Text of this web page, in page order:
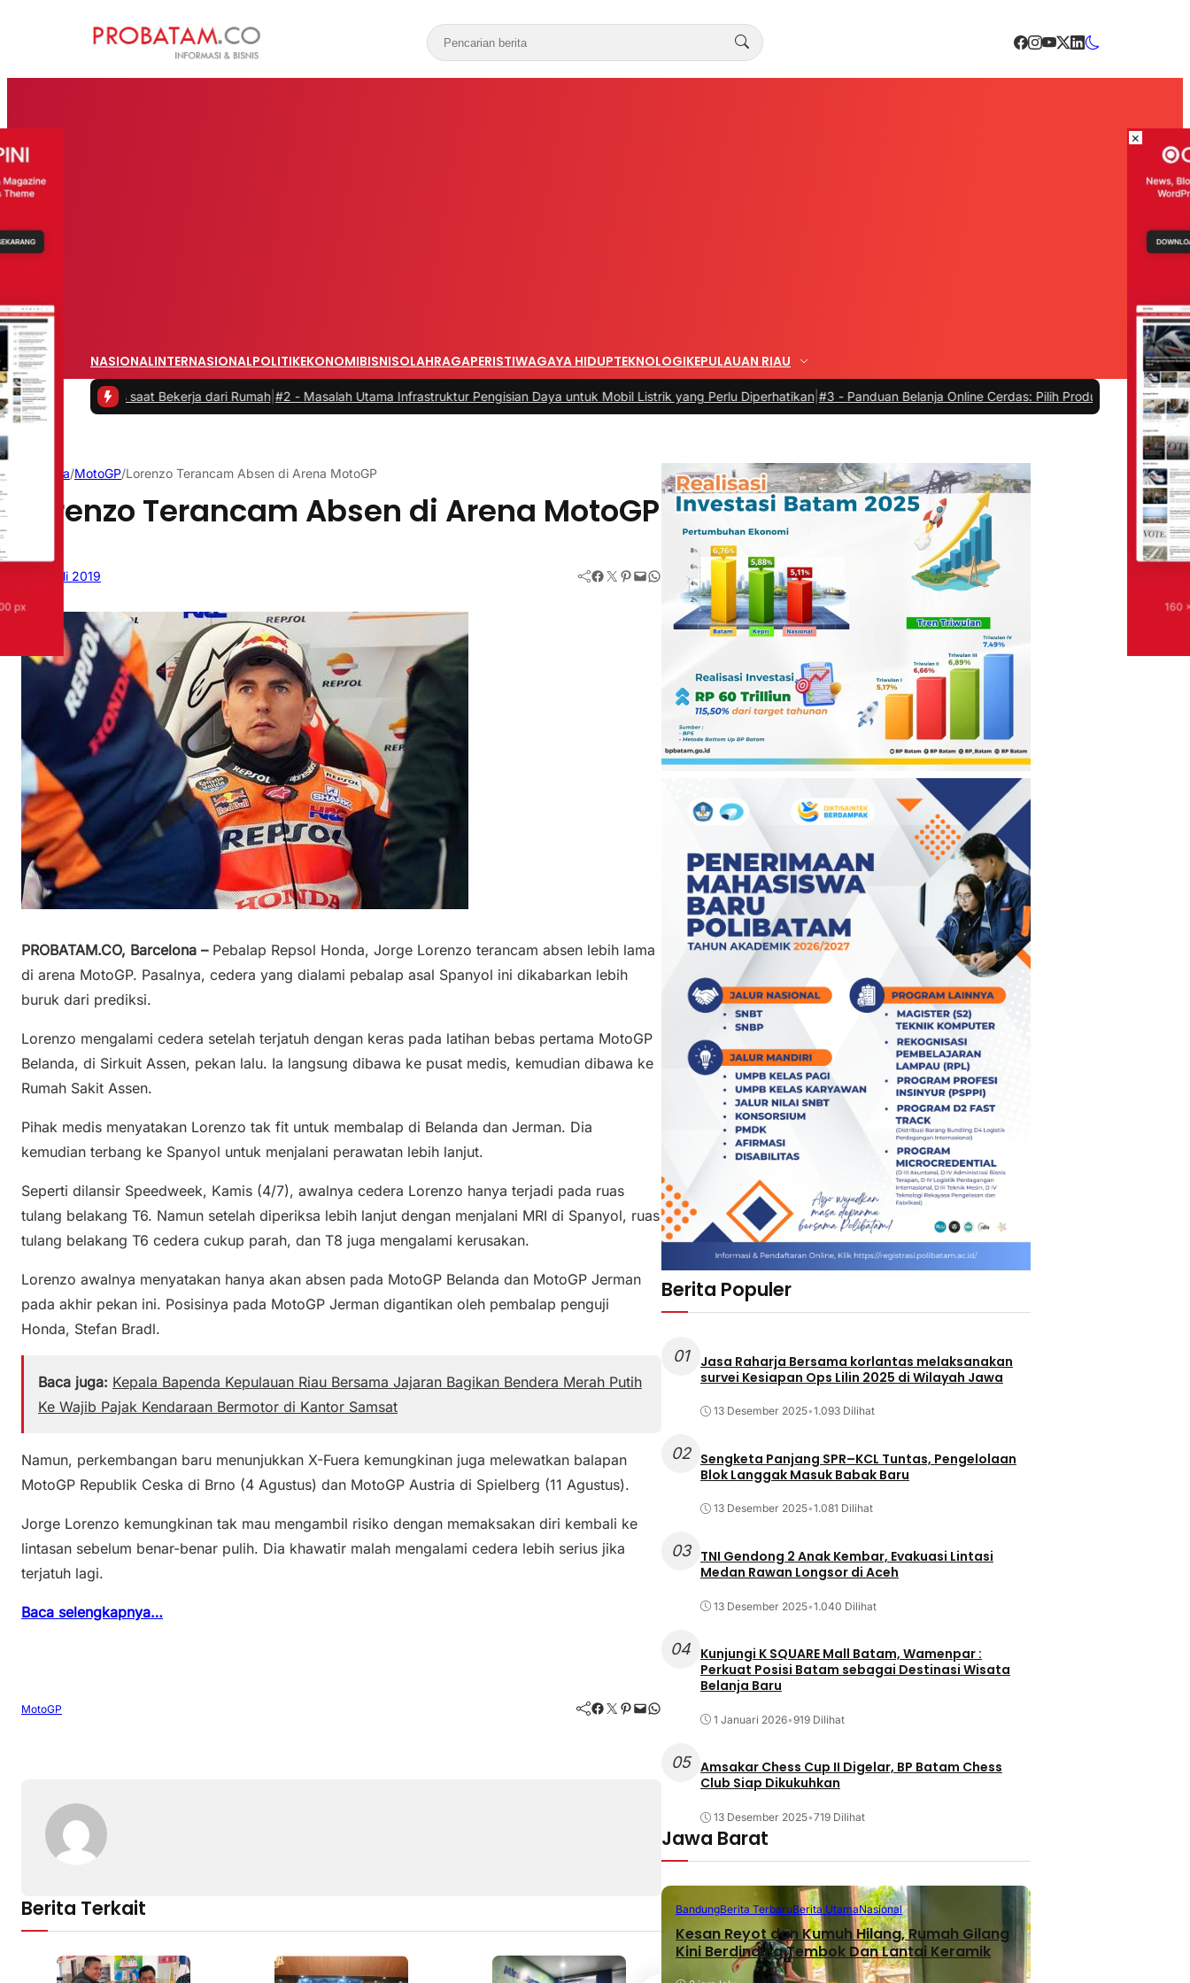
NASIONALINTERNASIONALPOLITIKEKONOMIBISNISOLAHRAGAPERISTIWAGAYA HIDUPTEKNOLOGIKEPULAUAN RIAU
saat Bekerja dari Rumah|#2 -Masalah Utama Infrastruktur Pengisian Daya untuk Mobil Listrik yang Perlu Diperhatikan|#3 -Panduan Belanja Online Cerdas: Pilih Produk dengan Bijak dan Hindari
Beranda/MotoGP/Lorenzo Terancam Absen di Arena MotoGP
Lorenzo Terancam Absen di Arena MotoGP
4 Juli 2019 Facebook Twitter Pinterest Mail WhatsApp
PROBATAM.CO, Barcelona – Pebalap Repsol Honda, Jorge Lorenzo terancam absen lebih lama
di arena MotoGP. Pasalnya, cedera yang dialami pebalap asal Spanyol ini dikabarkan lebih
buruk dari prediksi.
Lorenzo mengalami cedera setelah terjatuh dengan keras pada latihan bebas pertama MotoGP
Belanda, di Sirkuit Assen, pekan lalu. Ia langsung dibawa ke pusat medis, kemudian dibawa ke
Rumah Sakit Assen.
Pihak medis menyatakan Lorenzo tak fit untuk membalap di Belanda dan Jerman. Dia
kemudian terbang ke Spanyol untuk menjalani perawatan lebih lanjut.
Seperti dilansir Speedweek, Kamis (4/7), awalnya cedera Lorenzo hanya terjadi pada ruas
tulang belakang T6. Namun setelah diperiksa lebih lanjut dengan menjalani MRI di Spanyol, ruas
tulang belakang T6 cedera cukup parah, dan T8 juga mengalami kerusakan.
Lorenzo awalnya menyatakan hanya akan absen pada MotoGP Belanda dan MotoGP Jerman
pada akhir pekan ini. Posisinya pada MotoGP Jerman digantikan oleh pembalap penguji
Honda, Stefan Bradl.
Baca juga: Kepala Bapenda Kepulauan Riau Bersama Jajaran Bagikan Bendera Merah Putih
Ke Wajib Pajak Kendaraan Bermotor di Kantor Samsat
Namun, perkembangan baru menunjukkan X-Fuera kemungkinan juga melewatkan balapan
MotoGP Republik Ceska di Brno (4 Agustus) dan MotoGP Austria di Spielberg (11 Agustus).
Jorge Lorenzo kemungkinan tak mau mengambil risiko dengan memaksakan diri kembali ke
lintasan sebelum benar-benar pulih. Dia khawatir malah mengalami cedera lebih serius jika
terjatuh lagi.
Baca selengkapnya…
MotoGP Facebook Twitter Pinterest Mail WhatsApp
Berita Terkait
BatamBerita Terbaru
Berita Populer
01
Jasa Raharja Bersama korlantas melaksanakan
survei Kesiapan Ops Lilin 2025 di Wilayah Jawa
13 Desember 2025•1.093 Dilihat
02
Sengketa Panjang SPR–KCL Tuntas, Pengelolaan
Blok Langgak Masuk Babak Baru
13 Desember 2025•1.081 Dilihat
03
TNI Gendong 2 Anak Kembar, Evakuasi Lintasi
Medan Rawan Longsor di Aceh
13 Desember 2025•1.040 Dilihat
04 Kunjungi K SQUARE Mall Batam, Wamenpar :
Perkuat Posisi Batam sebagai Destinasi Wisata
Belanja Baru
1 Januari 2026•919 Dilihat
05 Amsakar Chess Cup II Digelar, BP Batam Chess
Club Siap Dikukuhkan
13 Desember 2025•719 Dilihat
Jawa Barat
BandungBerita TerbaruBerita UtamaNasional
Kesan Reyot dan Kumuh Hilang, Rumah Gilang
Kini Berdinding Tembok Dan Lantai Keramik
×